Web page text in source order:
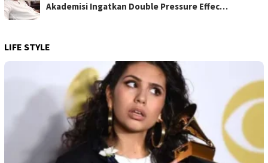
Akademisi Ingatkan Double Pressure Effec…
LIFE STYLE